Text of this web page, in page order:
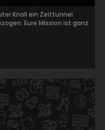
Knall ein Zeittunnel
Eure Mission ist ganz